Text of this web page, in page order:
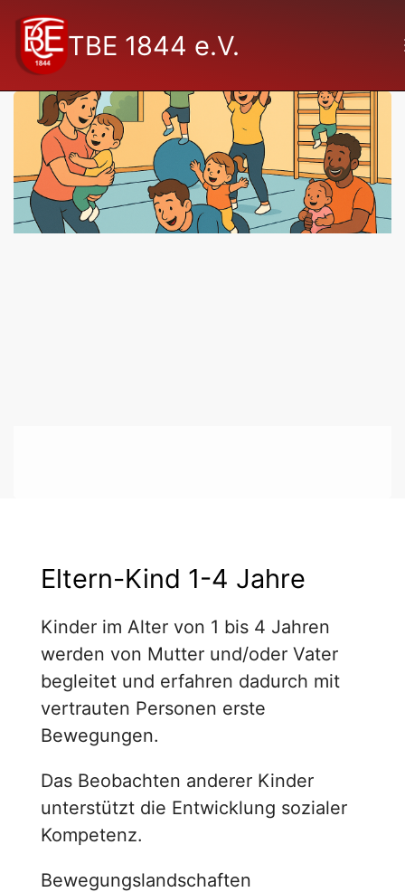
TBE 1844 e.V.
Eltern-Kind 1-4 Jahre
Kinder im Alter von 1 bis 4 Jahren
werden von Mutter und/oder Vater
begleitet und erfahren dadurch mit
vertrauten Personen erste
Bewegungen.
Das Beobachten anderer Kinder
unterstützt die Entwicklung sozialer
Kompetenz.
Bewegungslandschaften